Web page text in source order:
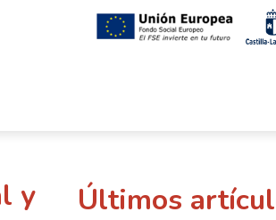
y
Últimos